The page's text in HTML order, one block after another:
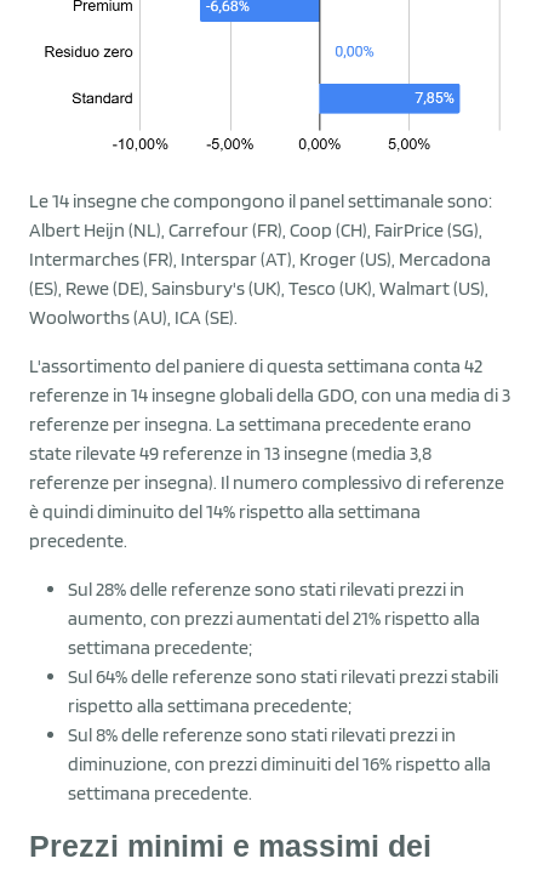
Le 14 insegne che compongono il panel settimanale sono:
Albert Heijn (NL), Carrefour (FR), Coop (CH), FairPrice (SG),
Intermarches (FR), Interspar (AT), Kroger (US), Mercadona
(ES), Rewe (DE), Sainsbury's (UK), Tesco (UK), Walmart (US),
Woolworths (AU), ICA (SE).
L'assortimento del paniere di questa settimana conta 42
referenze in 14 insegne globali della GDO, con una media di 3
referenze per insegna. La settimana precedente erano
state rilevate 49 referenze in 13 insegne (media 3,8
referenze per insegna). Il numero complessivo di referenze
è quindi diminuito del 14% rispetto alla settimana
precedente.
Sul 28% delle referenze sono stati rilevati prezzi in
aumento, con prezzi aumentati del 21% rispetto alla
settimana precedente;
Sul 64% delle referenze sono stati rilevati prezzi stabili
rispetto alla settimana precedente;
Sul 8% delle referenze sono stati rilevati prezzi in
diminuzione, con prezzi diminuiti del 16% rispetto alla
settimana precedente.
Prezzi minimi e massimi dei